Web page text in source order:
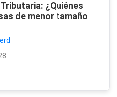
¿Quiénes
de menor tamaño